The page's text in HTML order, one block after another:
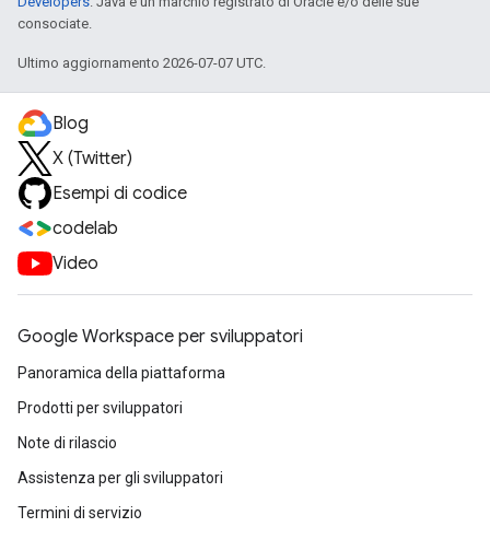
consociate.
Ultimo aggiornamento 2026-07-07 UTC.
Blog
X (Twitter)
Esempi di codice
codelab
Video
Google Workspace per sviluppatori
Panoramica della piattaforma
Prodotti per sviluppatori
Note di rilascio
Assistenza per gli sviluppatori
Termini di servizio